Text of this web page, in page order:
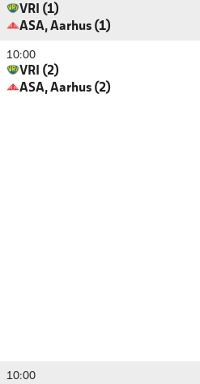
VRI (1)
ASA, Aarhus (1)
10:00
VRI (2)
ASA, Aarhus (2)
10:00